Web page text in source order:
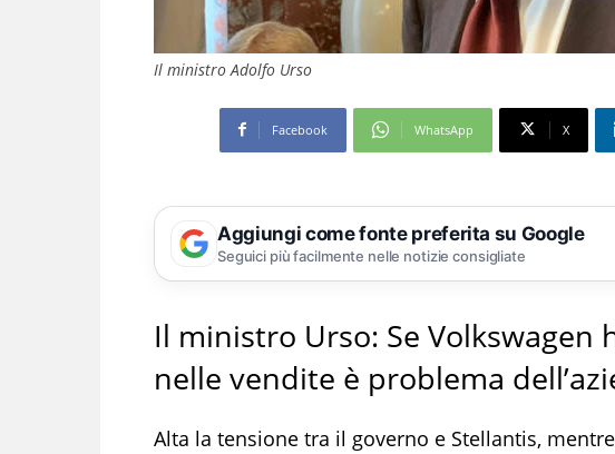
Il ministro Adolfo Urso
Facebook WhatsApp X
Aggiungi come fonte preferita su Google
Seguici più facilmente nelle notizie consigliate
Il ministro Urso: Se Volkswagen
nelle vendite è problema
Alta la tensione tra il governo e Stellantis,